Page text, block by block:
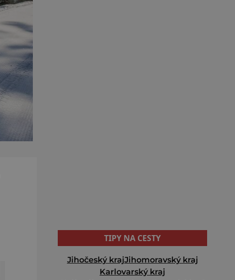
TIPY NA CESTY
Jihočeský krajJihomoravský kraj
Karlovarský kraj